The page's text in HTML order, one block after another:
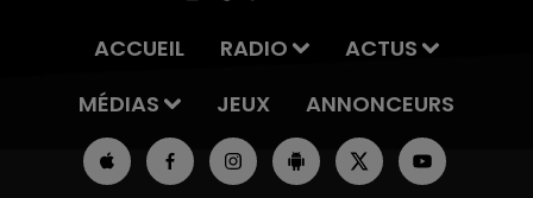
ACCUEIL RADIO
ACTUS
MÉDIAS
JEUX ANNONCEURS